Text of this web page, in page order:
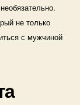
не только
с мужчиной